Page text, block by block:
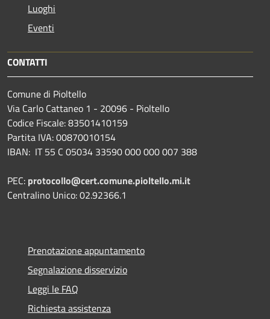
Luoghi
Eventi
CONTATTI
Comune di Pioltello
Via Carlo Cattaneo 1 - 20096 - Pioltello
Codice Fiscale: 83501410159
Partita IVA: 00870010154
IBAN: IT 55 C 05034 33590 000 000 007 388
PEC: protocollo@cert.comune.pioltello.mi.it
Centralino Unico: 02.92366.1
Prenotazione appuntamento
Segnalazione disservizio
Leggi le FAQ
Richiesta assistenza